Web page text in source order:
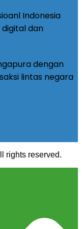
rights reserved.